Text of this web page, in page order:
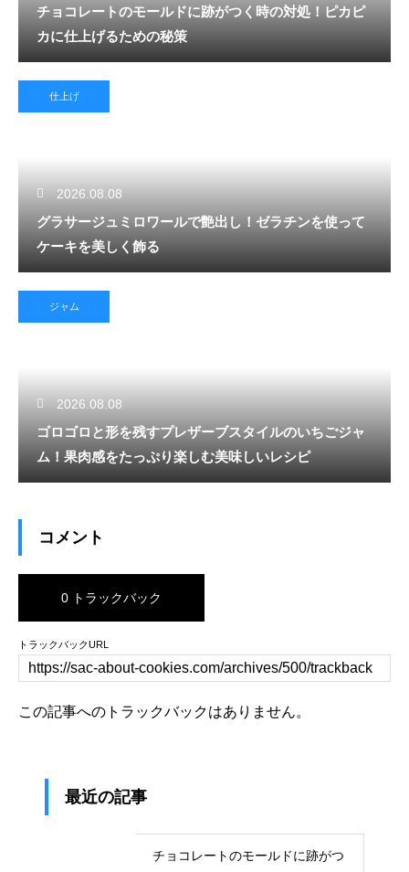
チョコレートのモールドに跡がつく時の対処！ピカピ
カに仕上げるための秘策
仕上げ
2026.08.08
グラサージュミロワールで艶出し！ゼラチンを使って
ケーキを美しく飾る
ジャム
2026.08.08
ゴロゴロと形を残すプレザーブスタイルのいちごジャ
ム！果肉感をたっぷり楽しむ美味しいレシピ
コメント
0 トラックバック
トラックバックURL
この記事へのトラックバックはありません。
最近の記事
チョコレートのモールドに跡がつ